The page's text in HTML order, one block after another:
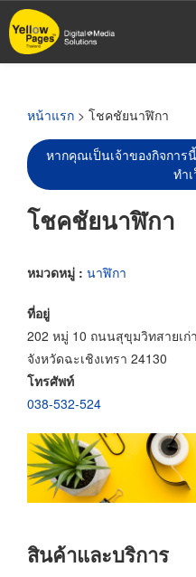
ข้าม
ไป
หน้าแรก > โชคชัยนาฬิกา
หากคุณเป็นเจ้าของกิจการ
ทำ
โชคชัยนาฬิกา
หมวดหมู่ : นาฬิกา
ที่อยู่
202 หมู่ 10 ถนนสุขุมวิทสายเก่
จังหวัดฉะเชิงเทรา 24130
โทรศัพท์
038-532-524
สินค้าและบริการ